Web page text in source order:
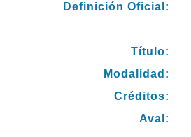
Definición Oficial:
Título:
Modalidad:
Créditos:
Aval: